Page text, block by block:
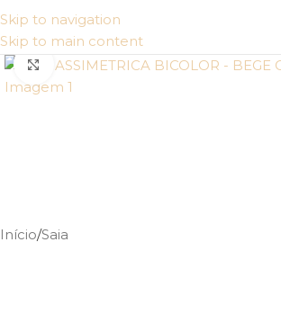
Skip to navigation
Skip to main content
Click to enlarge
Início/Saia